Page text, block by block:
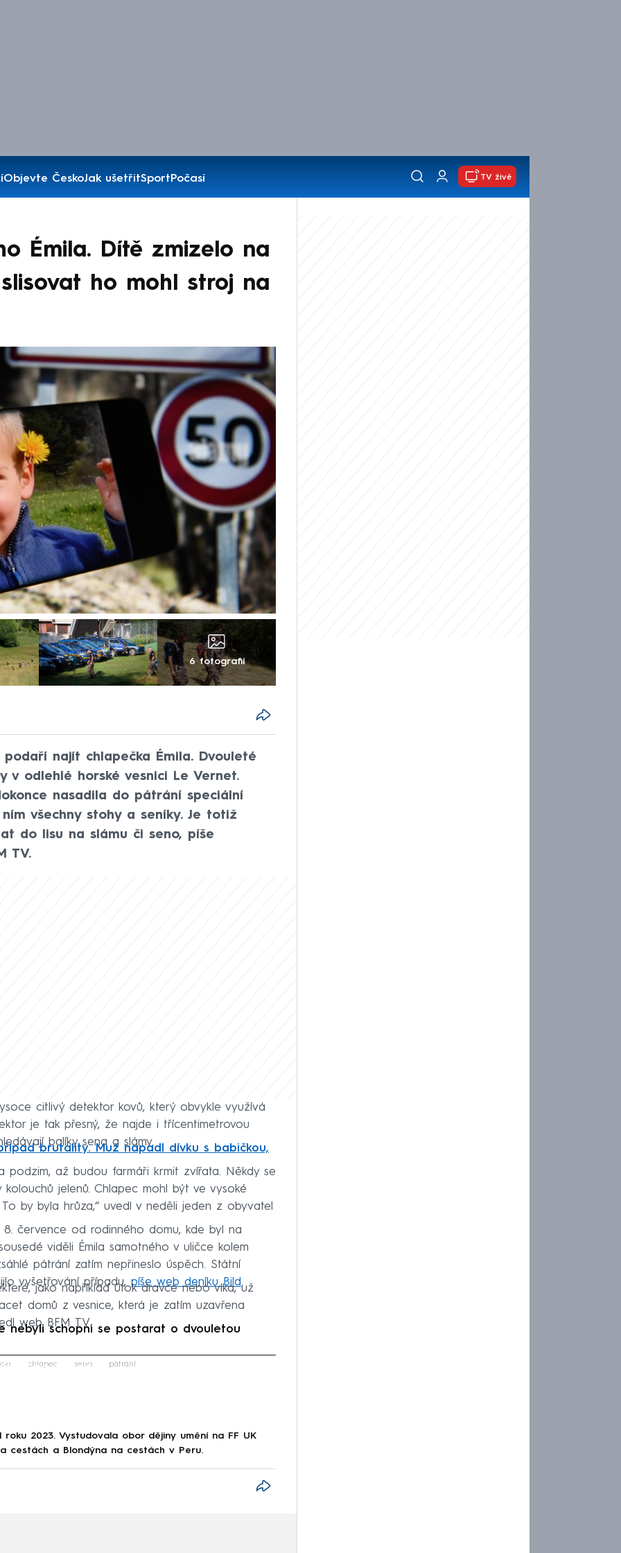
Objevte ČeskoJak ušetřitSportPočasí TV živě
Émila. Dítě zmizelo na
ho mohl stroj na
6 fotografií
najít chlapečka Émila. Dvouleté
odlehlé horské vesnici Le Vernet.
nasadila do pátrání speciální
všechny stohy a seníky. Je totiž
do lisu na slámu či seno, píše
TV.
citlivý detektor kovů, který obvykle využívá
je tak přesný, že najde i třícentimetrovou
balíky sena a slámy.
brutality. Muž napadl dívku s babičkou,
podzim, až budou farmáři krmit zvířata. Někdy se
jelenů. Chlapec mohl být ve vysoké
by byla hrůza,“ uvedl v neděli jeden z obyvatel
července od rodinného domu, kde byl na
viděli Émila samotného v uličce kolem
pátrání zatím nepřineslo úspěch. Státní
vyšetřování případu, píše web deníku Bild.
jako například útok dravce nebo vlka, už
domů z vesnice, která je zatím uzavřena
web BFM TV.
nebyli schopni se postarat o dvouletou
to fetch
chlapec seno pátrání
2023. Vystudovala obor dějiny umění na FF UK
cestách a Blondýna na cestách v Peru.